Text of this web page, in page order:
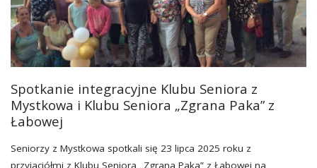
Spotkanie integracyjne Klubu Seniora z
Mystkowa i Klubu Seniora „Zgrana Paka” z
Łabowej
Seniorzy z Mystkowa spotkali się 23 lipca 2025 roku z
przyjaciółmi z Klubu Seniora „Zgrana Paka” z Łabowej na